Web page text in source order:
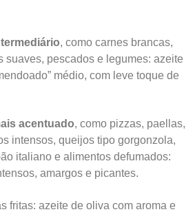
, como carnes brancas,
suaves, pescados e legumes: azeite
médio, com leve toque de
acentuado, como pizzas, paellas,
intensos, queijos tipo gorgonzola,
italiano e alimentos defumados:
amargos e picantes.
fritas: azeite de oliva com aroma e